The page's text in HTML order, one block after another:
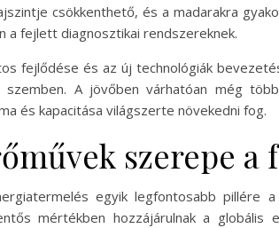
csökkenthető, és a madarakra
a fejlett diagnosztikai rendszereknek.
fejlődése és az új technológiák
szemben. A jövőben várhatóan még
és kapacitása világszerte növekedni fog.
szerepe
egyik legfontosabb pillére
mértékben hozzájárulnak a globális